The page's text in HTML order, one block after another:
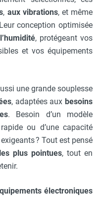
, aux vibrations, et même
conception optimisée
, protégeant vos
et vos équipements
une grande souplesse
, adaptées auxbesoins
. Besoin d’un modèle
ou d’une capacité
? Tout est pensé
plus pointues, tout en
électroniques